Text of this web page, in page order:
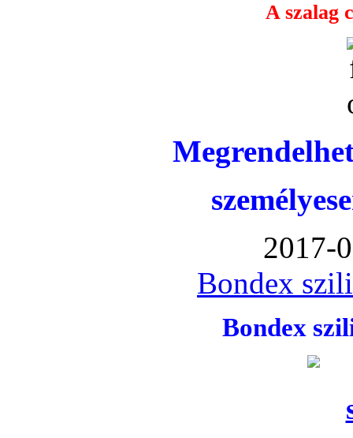
A szalag
2017-
Bondex
Bondex